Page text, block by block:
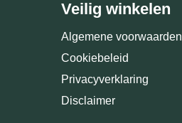
Veilig winkelen
Algemene voorwaarden
Cookiebeleid
Privacyverklaring
Disclaimer